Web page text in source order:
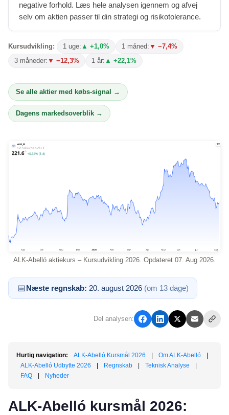
negative forhold. Læs hele analysen igennem og afvej
selv om aktien passer til din strategi og risikotolerance.
Kursudvikling: 1 uge: ▲ +1,0% 1 måned: ▼ −7,4%
3 måneder: ▼ −12,3% 1 år: ▲ +22,1%
Se alle aktier med købs-signal →
Dagens markedsoverblik →
ALK-Abelló aktiekurs – Kursudvikling 2026. Opdateret 07. Aug 2026.
📅Næste regnskab: 20. august 2026 (om 13 dage)
Del analysen:
Hurtig navigation: ALK-Abelló Kursmål 2026 Om ALK-Abelló
ALK-Abelló Udbytte 2026
Regnskab Teknisk Analyse
FAQ
Nyheder
ALK-Abelló kursmål 2026: